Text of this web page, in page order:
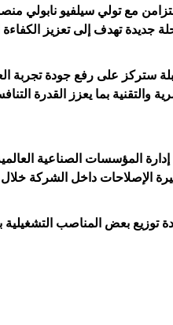
مع تولي سيلفيو
ستركز على رفع جودة تجربة
والتقنية بما يعزز القدرة
المؤسسات الصناعية
توزيع بعض المناصب